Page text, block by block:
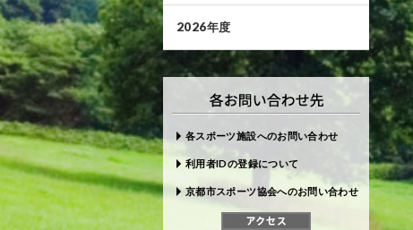
2026年度
各スポーツ施設へのお問い合わせ
利用者IDの登録について
京都市スポーツ協会へのお問い合わせ